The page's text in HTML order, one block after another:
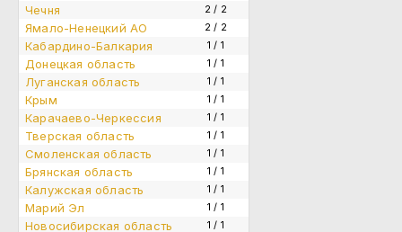
Чечня 2 / 2
Ямало-Ненецкий АО 2 / 2
Кабардино-Балкария 1 / 1
Донецкая область 1 / 1
Луганская область 1 / 1
Крым 1 / 1
Карачаево-Черкессия 1 / 1
Тверская область 1 / 1
Смоленская область 1 / 1
Брянская область 1 / 1
Калужская область 1 / 1
Марий Эл 1 / 1
Новосибирская область 1 / 1